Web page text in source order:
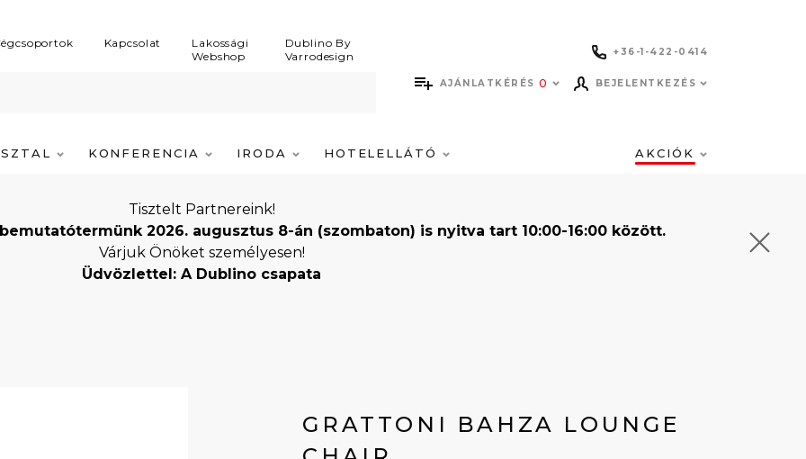
Kapcsolat
Lakossági
Webshop
Dublino By
Varrodesign
+36-1-422-0414
AJÁNLATKÉRÉS 0 BEJELENTKEZÉS
KONFERENCIA IRODA HOTELELLÁTÓ AKCIÓK
Tisztelt Partnereink!
2026. augusztus 8-án (szombaton) is nyitva tart 10:00-16:00 között.
Várjuk Önöket személyesen!
Üdvözlettel: A Dublino csapata
GRATTONI BAHZA LOUNGE